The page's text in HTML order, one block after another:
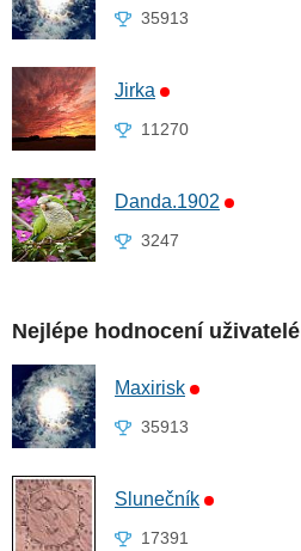
35913
Jirka
11270
Danda.1902
3247
Nejlépe hodnocení uživatelé
Maxirisk
35913
Slunečník
17391